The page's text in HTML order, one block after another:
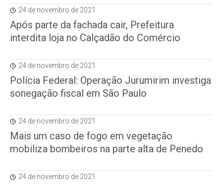
24 de novembro de 2021
Após parte da fachada cair, Prefeitura
interdita loja no Calçadão do Comércio
24 de novembro de 2021
Polícia Federal: Operação Jurumirim investiga
sonegação fiscal em São Paulo
24 de novembro de 2021
Mais um caso de fogo em vegetação
mobiliza bombeiros na parte alta de Penedo
24 de novembro de 2021